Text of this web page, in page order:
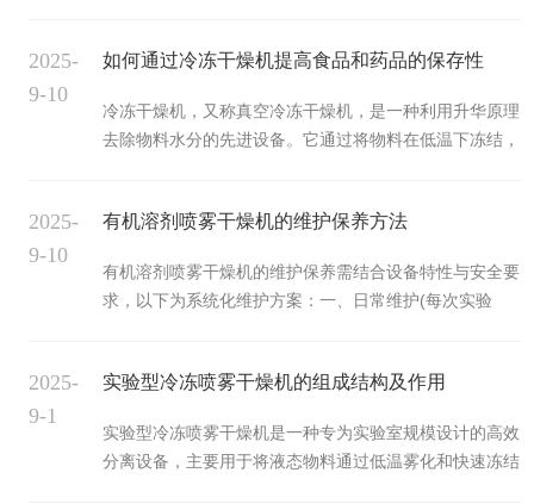
烈的碰撞、剪切和摩擦。这种机械力...
低温冷冻、真空升华等物理过程。首先，将需要干燥的物
接着，将物料放入真空环境中，在低压条件下，冰直接升
华成水蒸气，从而达到干燥的目的。真空冷冻干燥机具有
温和真空的环境下进行干燥，避...
如何通过冷冻干燥机提高食品和药品的保存性
冷冻干燥机，又称真空冷冻干燥机，是一种利用升华原理
去除物料水分的先进设备。它通过将物料在低温下冻结，
构、营养成分和活性物质，冷冻干燥机在食品、医药、生
的重要技术手段。冷冻干燥机的工作过程主要包括预冻、
升华干燥和解析干燥三个阶段。预冻阶段将物料在低温下
过加热使冰晶直接升华为水蒸气并...
2025-
9-10
有机溶剂喷雾干燥机的维护保养方法
有机溶剂喷雾干燥机的维护保养需结合设备特性与安全要
求，以下为系统化维护方案：一、日常维护(每次实验
卸喷嘴时使用专用工具，清洗后擦干存放，防止损伤雾化
和旋风分离器残留粉末，顽固污渍用溶剂软布擦拭，避免
划伤内壁‌。检查密封圈状态，清理粘连物料以防漏气‌。‌
2025-
9-10
实验型冷冻喷雾干燥机的组成结构及作用
实验型冷冻喷雾干燥机是一种专为实验室规模设计的高效
分离设备，主要用于将液态物料通过低温雾化和快速冻结
2025-
9-1